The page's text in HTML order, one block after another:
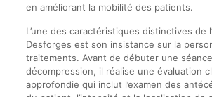
en améliorant la mobilité des patients.
L’une des caractéristiques distinctives de
Desforges est son insistance sur la
traitements. Avant de débuter une
décompression, il réalise une évaluation
approfondie qui inclut l’examen des